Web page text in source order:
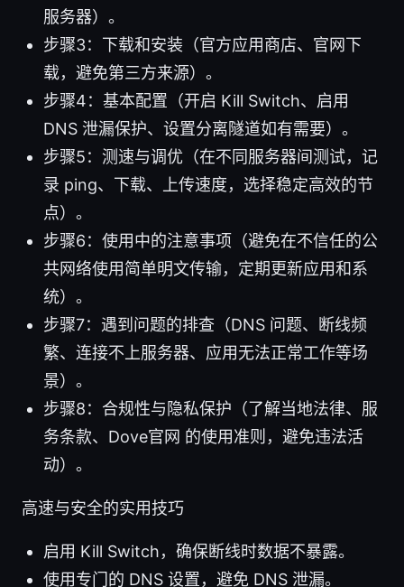
服务器）。
步骤3：下载和安装（官方应用商店、官网下
载，避免第三方来源）。
步骤4：基本配置（开启 Kill Switch、启用
DNS 泄漏保护、设置分离隧道如有需要）。
步骤5：测速与调优（在不同服务器间测试，记
录 ping、下载、上传速度，选择稳定高效的节
点）。
步骤6：使用中的注意事项（避免在不信任的公
共网络使用简单明文传输，定期更新应用和系
统）。
步骤7：遇到问题的排查（DNS 问题、断线频
繁、连接不上服务器、应用无法正常工作等场
景）。
步骤8：合规性与隐私保护（了解当地法律、服
务条款、Dove官网 的使用准则，避免违法活
动）。
高速与安全的实用技巧
启用 Kill Switch，确保断线时数据不暴露。
使用专门的 DNS 设置，避免 DNS 泄漏。